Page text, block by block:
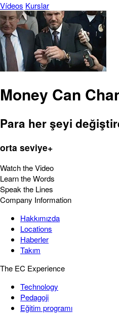
Vídeos Kurslar
Money Can
Para her şeyi
orta seviye+
Watch the Video
Learn the Words
Speak the Lines
Company Information
Hakkımızda
Locations
Haberler
Takım
The EC Experience
Technology
Pedagoji
Eğitim programı